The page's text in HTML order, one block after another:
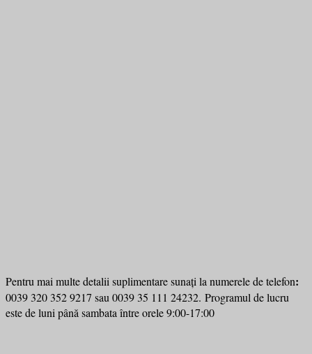
Pentru mai multe detalii suplimentare sunați la numerele de telefon:
0039 320 352 9217 sau 0039 35 111 24232. Programul de lucru
este de luni până sambata între orele 9:00-17:00